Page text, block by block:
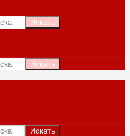
Искать
Искать
Искать